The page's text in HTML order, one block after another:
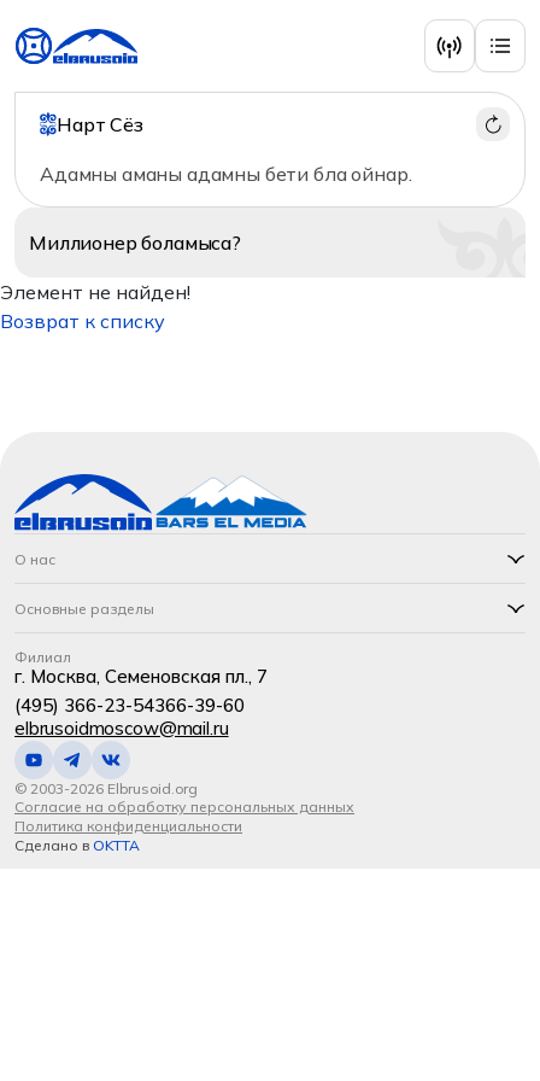
Нарт Сёз
Адамны аманы адамны бети бла ойнар.
Миллионерболамыса?
Элемент не найден!
Возврат к списку
О нас
Основные разделы
Филиал
г. Москва, Семеновская пл., 7
(495) 366-23-54366-39-60
elbrusoidmoscow@mail.ru
© 2003-2026 Elbrusoid.org
Согласие на обработку персональных данных
Политика конфиденциальности
Сделано в OKTTA